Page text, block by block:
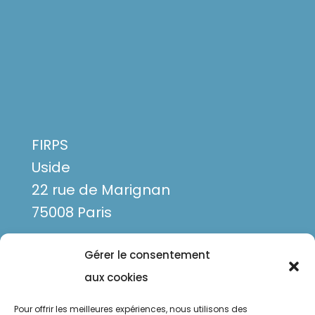
Gérer le consentement
aux cookies
Pour offrir les meilleures expériences, nous utilisons des
FIRPS
Uside
22 rue de Marignan
75008 Paris